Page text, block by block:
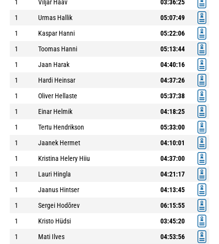
1 Viljar Haav
03:36:25
1
Urmas Hallik
05:07:49
1
Kaspar Hanni
05:22:06
1
Toomas Hanni
05:13:44
1
Jaan Harak
04:40:16
1
Hardi Heinsar
04:37:26
1
Oliver Hellaste
05:37:38
1
Einar Helmik
04:18:25
1
Tertu Hendrikson
05:33:00
1
Jaanek Hermet
04:10:01
1
Kristina Helery Hiiu
04:37:00
1
Lauri Hingla
04:21:17
1
Jaanus Hintser
04:13:45
1
Sergei Hodõrev
06:15:55
1
Kristo Hüdsi
03:45:20
1
Mati Ilves
04:53:56